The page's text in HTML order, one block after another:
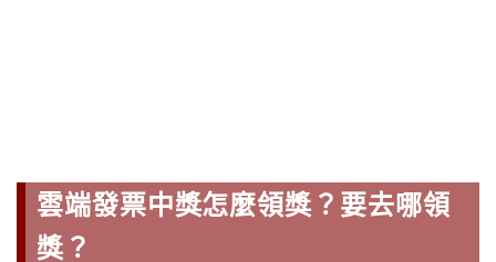
雲端發票中獎怎麼領獎？要去哪領
獎？